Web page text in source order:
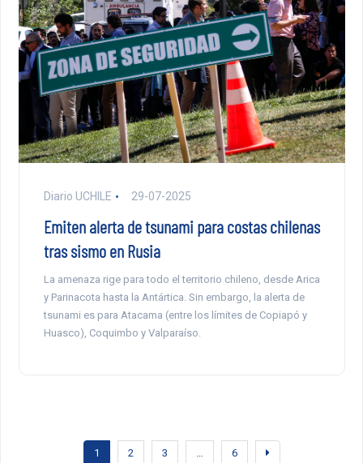
Diario UCHILE 29-07-2025
Emiten alerta de tsunami para costas chilenas
tras sismo en Rusia
La amenaza rige para todo el territorio chileno, desde Arica
y Parinacota hasta la Antártica. Sin embargo, la alerta de
tsunami es para Atacama (entre los límites de Copiapó y
Huasco), Coquimbo y Valparaíso.
1 2 3 … 6